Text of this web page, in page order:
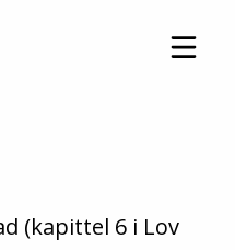
(kapittel 6 i Lov